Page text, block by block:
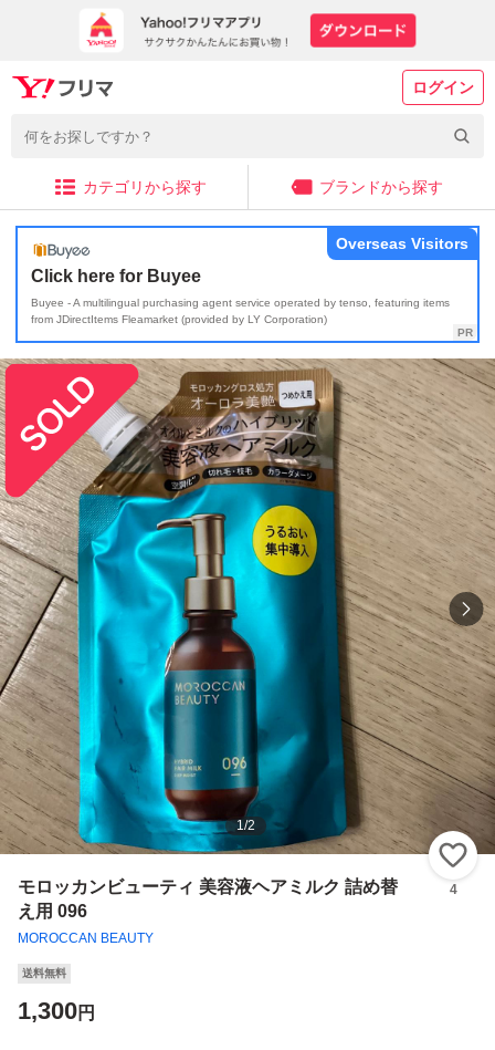
ログイン
カテゴリから探す ブランドから探す
Click here for Buyee
Buyee - A multilingual purchasing agent service operated by tenso, featuring items
from JDirectItems Fleamarket (provided by LY Corporation)
Overseas Visitors
1/2
モロッカンビューティ 美容液ヘアミルク 詰め替
え用 096
MOROCCAN BEAUTY
4
送料無料
1,300円